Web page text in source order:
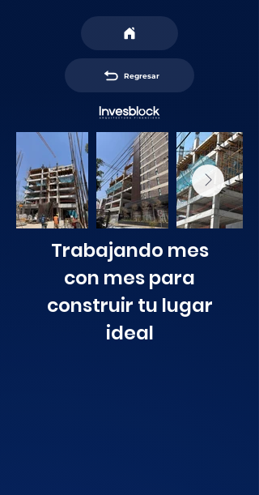
Regresar
Trabajando mes
con mes para
construir tu lugar
ideal